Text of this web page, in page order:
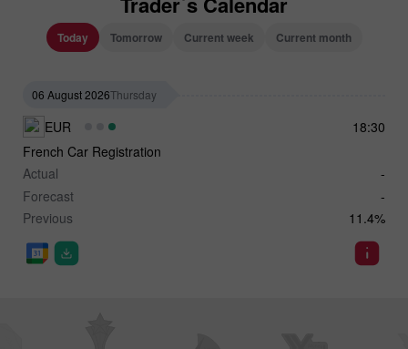
Today Tomorrow Current week Current month
06 August 2026Thursday
18:30
EUR
French Car Registration
Actual
-
Forecast
-
Previous
11.4%